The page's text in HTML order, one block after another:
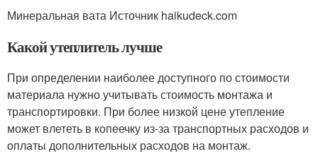
Минеральная вата Источник haikudeck.com
Какой утеплитель лучше
При определении наиболее доступного по стоимости
материала нужно учитывать стоимость монтажа и
транспортировки. При более низкой цене утепление
может влететь в копеечку из-за транспортных расходов и
оплаты дополнительных расходов на монтаж.